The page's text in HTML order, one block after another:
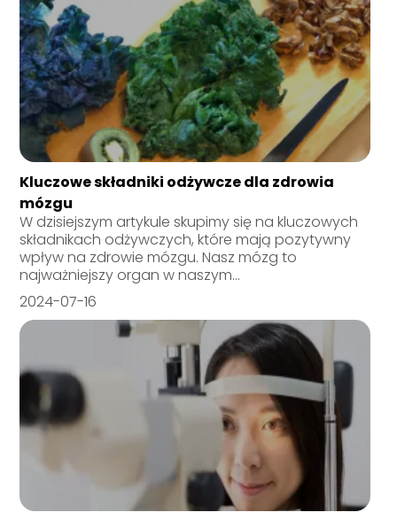
Kluczowe składniki odżywcze dla zdrowia
mózgu
W dzisiejszym artykule skupimy się na kluczowych
składnikach odżywczych, które mają pozytywny
wpływ na zdrowie mózgu. Nasz mózg to
najważniejszy organ w naszym...
2024-07-16